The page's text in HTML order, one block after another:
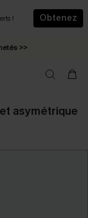
!
Obtenez
>>
asymétrique